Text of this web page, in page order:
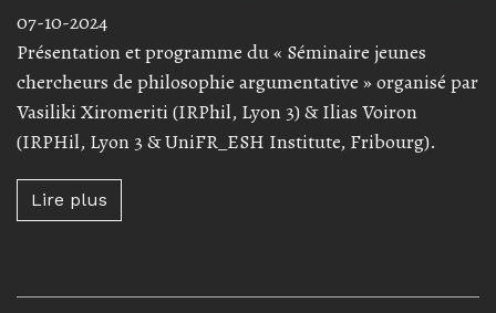
07-10-2024
Présentation et programme du « Séminaire jeunes
chercheurs de philosophie argumentative » organisé par
Vasiliki Xiromeriti (IRPhil, Lyon 3) & Ilias Voiron
(IRPHil, Lyon 3 & UniFR_ESH Institute, Fribourg).
Lire plus